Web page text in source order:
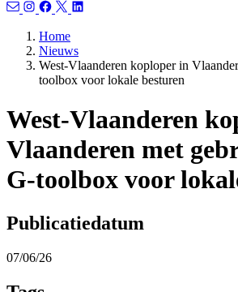
Home
Nieuws
West-Vlaanderen koploper in
toolbox voor lokale besturen
West-Vlaanderen
Vlaanderen met
G-toolbox voor
Publicatiedatum
07/06/26